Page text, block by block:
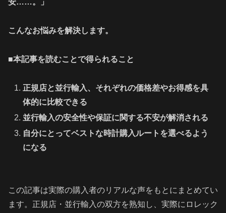
安……。」
こんなお悩みを解決します。
■本記事を読むことで得られること
正規店と並行輸入、それぞれの価格差やお得感を具
体的に比較できる
並行輸入の安全性や保証に関する不安が解消される
自分にとってベストな時計購入ルートを選べるよう
になる
この記事は実際の購入者のリアルな声をもとにまとめてい
ます。正規店・並行輸入の双方を熟知し、実際にロレック